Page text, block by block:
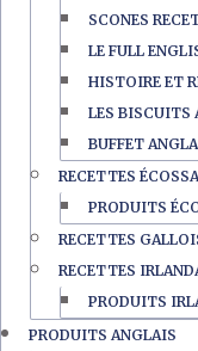
SCONES
LE FULL
HISTOIRE ET
LES BISCUITS
BUFFET
RECETTES
PRODUITS
RECETTES
RECETTES
PRODUITS
PRODUITS ANGLAIS